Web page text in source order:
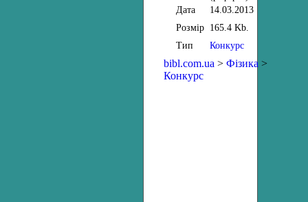
Дата
14.03.2013
Розмір 165.4 Kb.
Тип
Конкурс
bibl.com.ua > Фізика >
Конкурс